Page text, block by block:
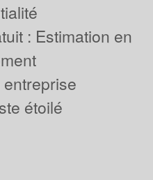
: Estimation en
étoilé